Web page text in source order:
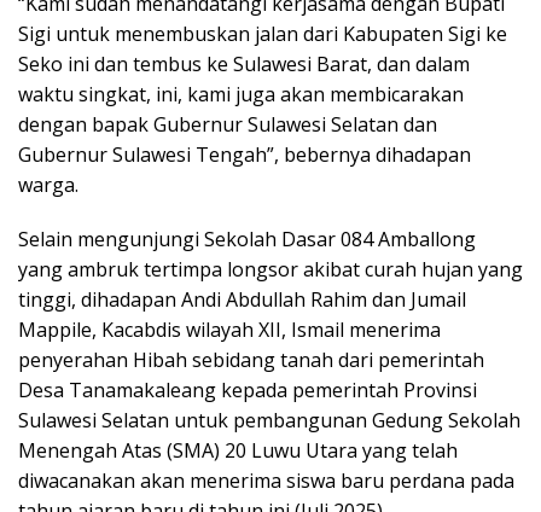
Sigi untuk menembuskan jalan dari Kabupaten Sigi ke
Seko ini dan tembus ke Sulawesi Barat, dan dalam
waktu singkat, ini, kami juga akan membicarakan
dengan bapak Gubernur Sulawesi Selatan dan
Gubernur Sulawesi Tengah”, bebernya dihadapan
warga.
Selain mengunjungi Sekolah Dasar 084 Amballong
yang ambruk tertimpa longsor akibat curah hujan yang
tinggi, dihadapan Andi Abdullah Rahim dan Jumail
Mappile, Kacabdis wilayah XII, Ismail menerima
penyerahan Hibah sebidang tanah dari pemerintah
Desa Tanamakaleang kepada pemerintah Provinsi
Sulawesi Selatan untuk pembangunan Gedung Sekolah
Menengah Atas (SMA) 20 Luwu Utara yang telah
diwacanakan akan menerima siswa baru perdana pada